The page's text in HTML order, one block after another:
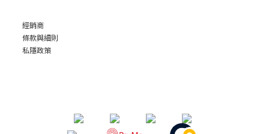
經銷商
條款與細則
私隱政策